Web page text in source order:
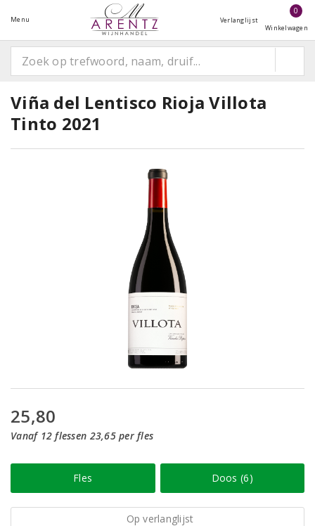
Menu Verlanglijst
0
Winkelwagen
Viña del Lentisco Rioja Villota
Tinto 2021
25,80
Vanaf 12 flessen 23,65 per fles
Fles Doos (6)
Op verlanglijst